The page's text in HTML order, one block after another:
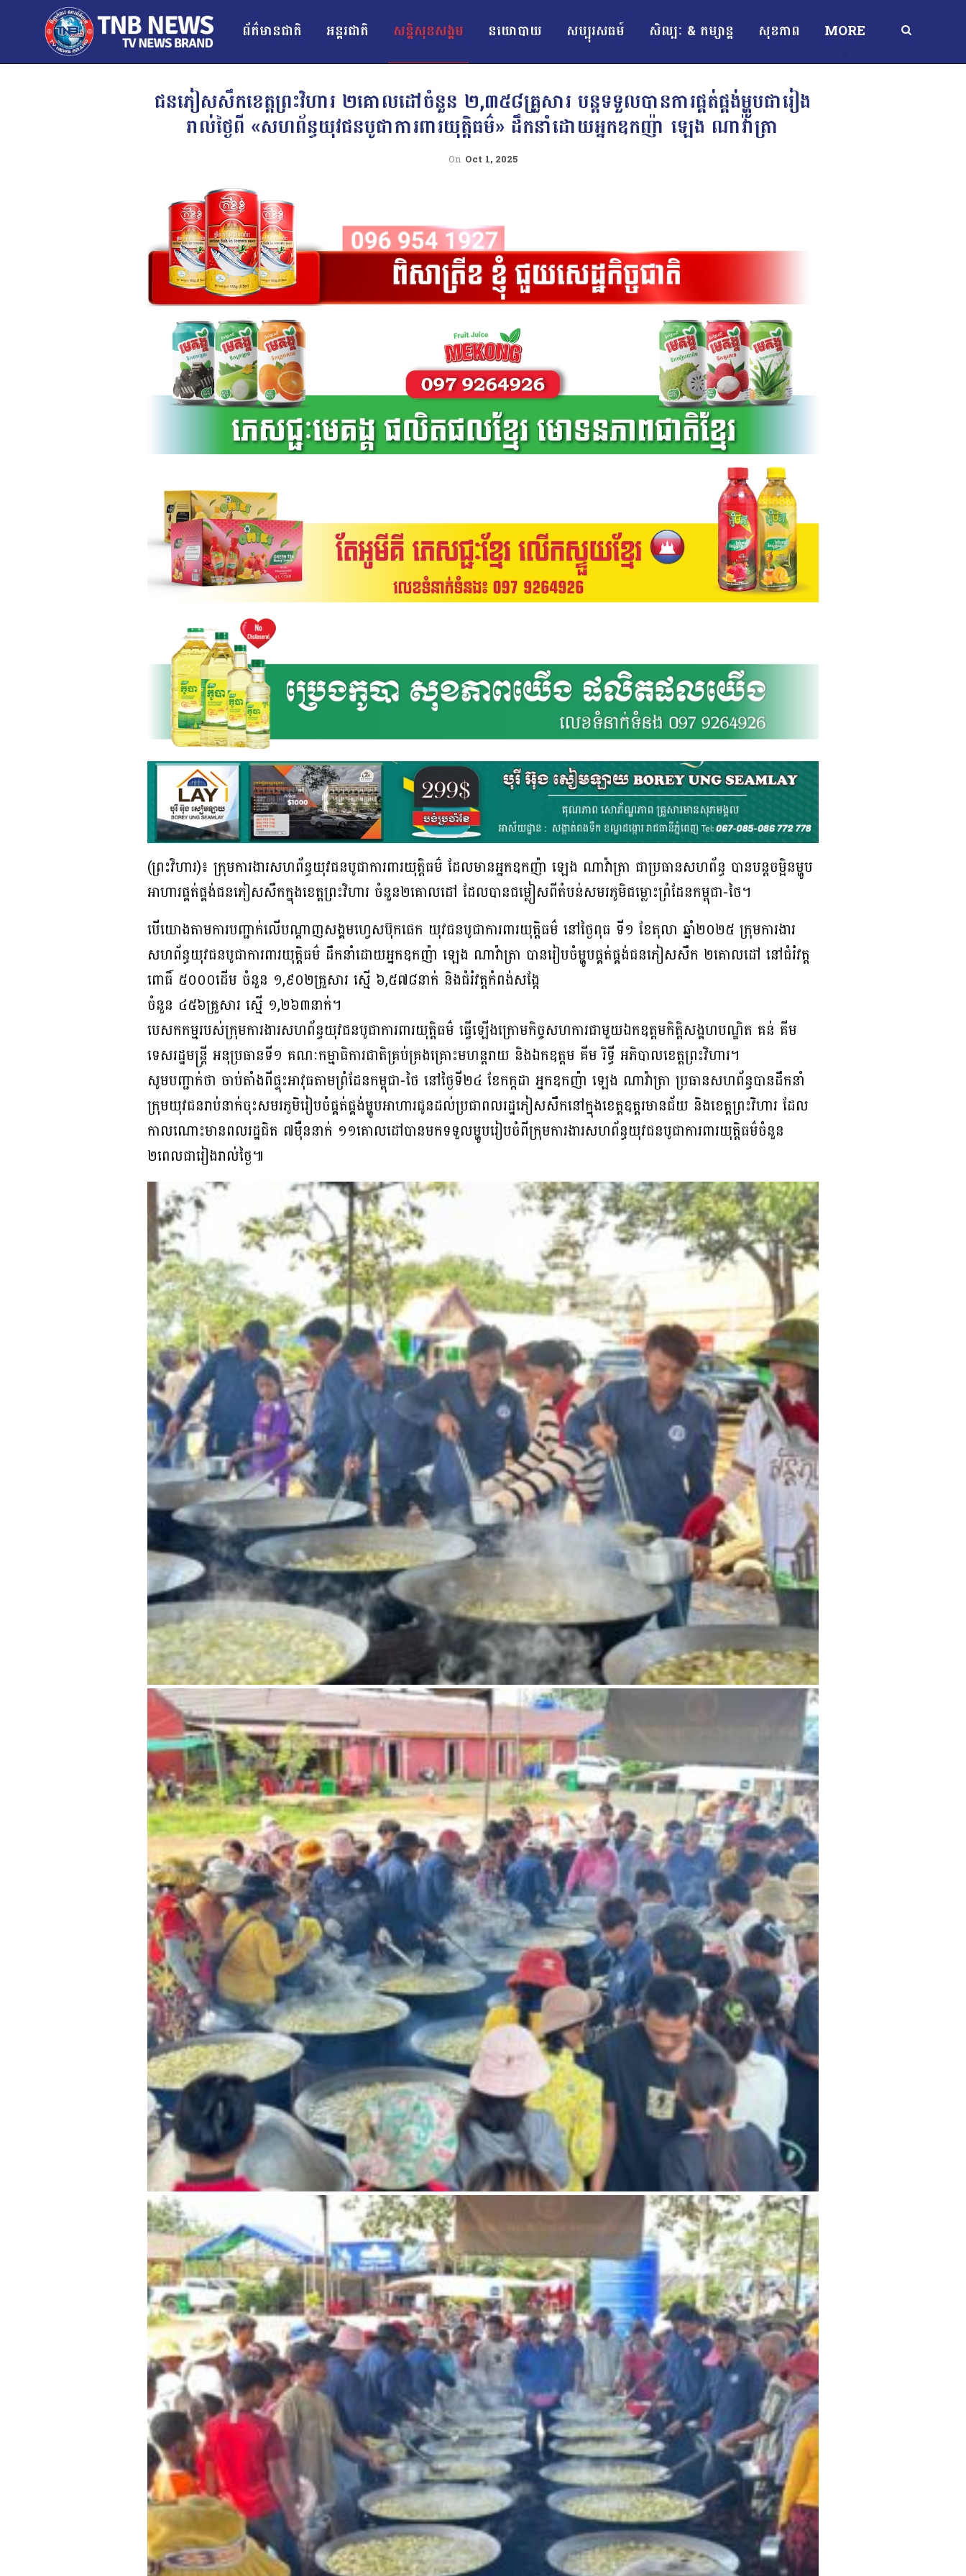
ព័ត៌មានជាតិ អន្ដរជាតិ សន្តិសុខសង្គម នយោបាយ សប្បុរសធម៍ សិល្បៈ & កម្សាន្ត សុខភាព MORE
ជនភៀសសឹកខេត្តព្រះវិហារ ២គោលដៅចំនួន ២,៣៥៨គ្រួសារ បន្តទទួលបានការផ្គត់ផ្គង់ម្ហូបជារៀង
រាល់ថ្ងៃពី «សហព័ន្ធយុវជនបូជាការពារយុត្តិធម៌» ដឹកនាំដោយអ្នកឧកញ៉ា ឡេង ណាវ៉ាត្រា
On Oct 1, 2025
(ព្រះវិហារ)៖ ក្រុមការងារសហព័ន្ធយុវជនបូជាការពារយុត្តិធម៌ ដែលមានអ្នកឧកញ៉ា ឡេង ណាវ៉ាត្រា ជាប្រធានសហព័ន្ធ បានបន្តចម្អិនម្ហូប
អាហារផ្គត់ផ្គង់ជនភៀសសឹកក្នុងខេត្តព្រះវិហារ ចំនួន២គោលដៅ ដែលបានជម្លៀសពីតំបន់សមរភូមិជម្លោះព្រំដែនកម្ពុជា-ថៃ។
បើយោងតាមការបញ្ជាក់លើបណ្តាញសង្គមហ្វេសប៊ុកផេក យុវជនបូជាការពារយុត្តិធម៌ នៅថ្ងៃពុធ ទី១ ខែតុលា ឆ្នាំ២០២៥ ក្រុមការងារ
សហព័ន្ធយុវជនបូជាការពារយុត្តិធម៌ ដឹកនាំដោយអ្នកឧកញ៉ា ឡេង ណាវ៉ាត្រា បានរៀបចំម្ហូបផ្គត់ផ្គង់ជនភៀសសឹក ២គោលដៅ នៅជំរំវត្ត
ពោធិ៍ ៥០០០ដើម ចំនួន ១,៩០២គ្រួសារ ស្មើ ៦,៥៧៨នាក់ និងជំរំវត្តកំពង់សង្កែ
ចំនួន ៤៥៦គ្រួសារ ស្មើ ១,២៦៣នាក់។
បេសកកម្មរបស់ក្រុមការងារសហព័ន្ធយុវជនបូជាការពារយុត្តិធម៌ ធ្វើឡើងក្រោមកិច្ចសហការជាមួយឯកឧត្តមកិត្តិសង្គហបណ្ឌិត គន់ គីម
ទេសរដ្ឋមន្ត្រី អនុប្រធានទី១ គណៈកម្មាធិការជាតិគ្រប់គ្រងគ្រោះមហន្តរាយ និងឯកឧត្តម គីម រិទ្ធី អភិបាលខេត្តព្រះវិហារ។
សូមបញ្ជាក់ថា ចាប់តាំងពីផ្ទុះអាវុធតាមព្រំដែនកម្ពុជា-ថៃ នៅថ្ងៃទី២៤ ខែកក្កដា អ្នកឧកញ៉ា ឡេង ណាវ៉ាត្រា ប្រធានសហព័ន្ធបានដឹកនាំ
ក្រុមយុវជនរាប់នាក់ចុះសមរភូមិរៀបចំផ្គត់ផ្គង់ម្ហូបអាហារជូនដល់ប្រជាពលរដ្ឋភៀសសឹកនៅក្នុងខេត្តឧត្តរមានជ័យ និងខេត្តព្រះវិហារ ដែល
កាលណោះមានពលរដ្ឋជិត ៧ម៉ឺននាក់ ១១គោលដៅបានមកទទួលម្ហូបរៀបចំពីក្រុមការងារសហព័ន្ធយុវជនបូជាការពារយុត្តិធម៌ចំនួន
២ពេលជារៀងរាល់ថ្ងៃ៕